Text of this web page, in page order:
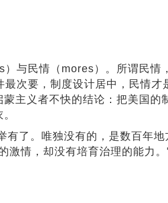
民情（mores）。所谓民情
次要，制度设计居中，民情
主义者不快的结论：把美国的
了。唯独没有的，是数百年地
激情，却没有培育治理的能力